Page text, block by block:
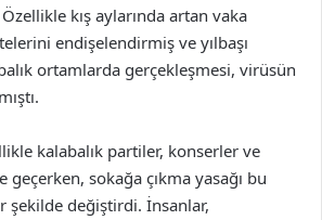
kış aylarında artan vaka
endişelendirmiş ve yılbaşı
ortamlarda gerçekleşmesi, virüsün
kalabalık partiler, konserler ve
geçerken, sokağa çıkma yasağı bu
şekilde değiştirdi. İnsanlar,